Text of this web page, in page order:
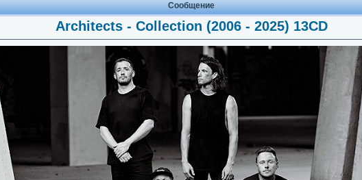
Сообщение
Architects - Сollection (2006 - 2025) 13CD